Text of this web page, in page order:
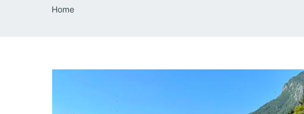
Briciole
Home